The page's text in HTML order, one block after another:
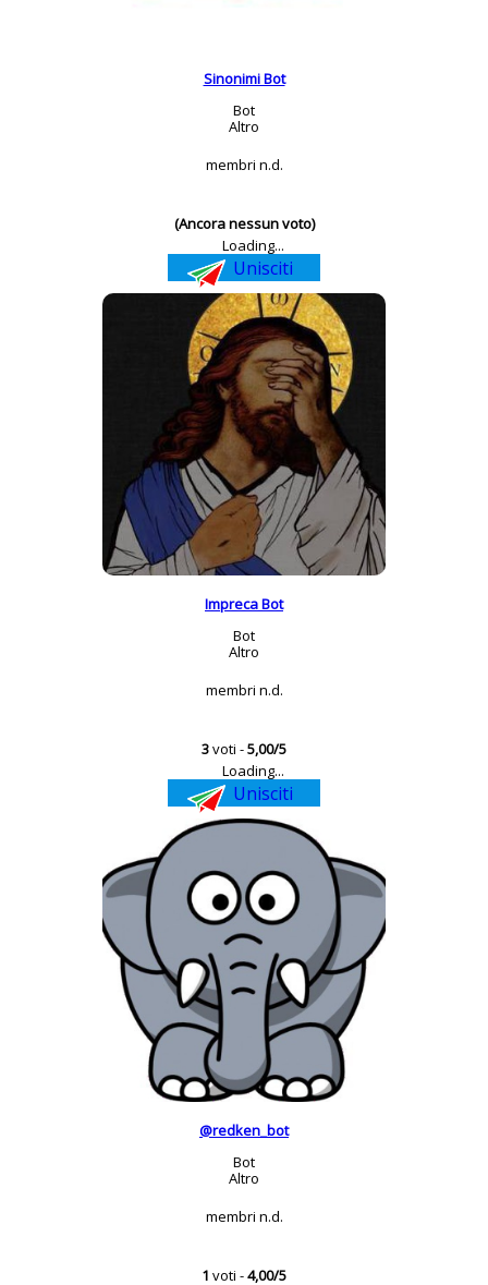
Sinonimi Bot
Bot
Altro
membri n.d.
(Ancora nessun voto)
Loading...
Unisciti
Impreca Bot
Bot
Altro
membri n.d.
3voti -5,00/5
Loading...
Unisciti
@redken_bot
Bot
Altro
membri n.d.
1 voti -4,00/5